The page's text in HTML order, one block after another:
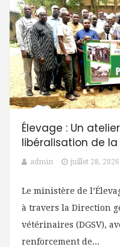
Élevage : Un
libéralisation de
admin juillet 28, 2026
Le ministère de
à travers la Direction
vétérinaires (DGSV),
renforcement de...